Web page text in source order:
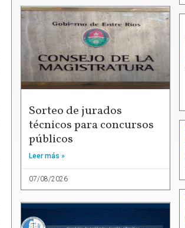
Sorteo de jurados
técnicos para concursos
públicos
Leer más »
07/08/2026